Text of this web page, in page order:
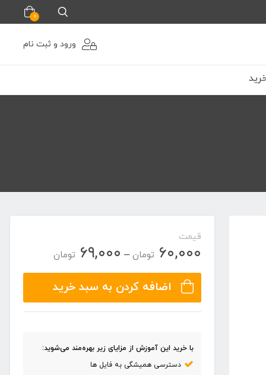
0
ورود و ثبت نام
قیمت
۶۰,۰۰۰ تومان – ۶۹,۰۰۰ تومان
قیمت:
تا
اضافه کردن به سبد خرید
با خرید این آموزش از مزایای زیر بهره‌مند می‌شوید:
دسترسی همیشگی به فایل ها